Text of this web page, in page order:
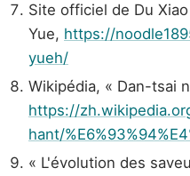
Site officiel de Du
Yue, https://
yueh/
Wikipédia, « Dan-tsai
https://
hant/
« L'évolution des